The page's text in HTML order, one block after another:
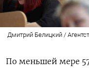
Дмитрий Белицкий /
По меньшей мере